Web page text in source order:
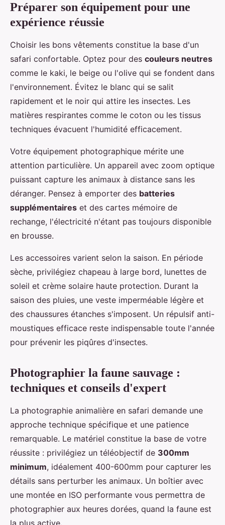
Préparer son équipement pour une
expérience réussie
Choisir les bons vêtements constitue la base d'un
safari confortable. Optez pour des couleurs neutres
comme le kaki, le beige ou l'olive qui se fondent dans
l'environnement. Évitez le blanc qui se salit
rapidement et le noir qui attire les insectes. Les
matières respirantes comme le coton ou les tissus
techniques évacuent l'humidité efficacement.
Votre équipement photographique mérite une
attention particulière. Un appareil avec zoom optique
puissant capture les animaux à distance sans les
déranger. Pensez à emporter des batteries
supplémentaires et des cartes mémoire de
rechange, l'électricité n'étant pas toujours disponible
en brousse.
Les accessoires varient selon la saison. En période
sèche, privilégiez chapeau à large bord, lunettes de
soleil et crème solaire haute protection. Durant la
saison des pluies, une veste imperméable légère et
des chaussures étanches s'imposent. Un répulsif anti-
moustiques efficace reste indispensable toute l'année
pour prévenir les piqûres d'insectes.
Photographier la faune sauvage :
techniques et conseils d'expert
La photographie animalière en safari demande une
approche technique spécifique et une patience
remarquable. Le matériel constitue la base de votre
réussite : privilégiez un téléobjectif de 300mm
minimum, idéalement 400-600mm pour capturer les
détails sans perturber les animaux. Un boîtier avec
une montée en ISO performante vous permettra de
photographier aux heures dorées, quand la faune est